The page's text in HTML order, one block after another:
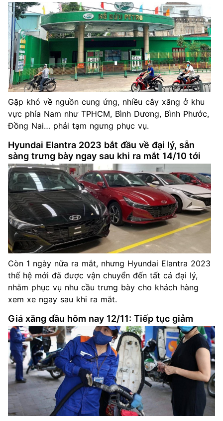
Gặp khó về nguồn cung ứng, nhiều cây xăng ở khu
vực phía Nam như TPHCM, Bình Dương, Bình Phước,
Đồng Nai… phải tạm ngưng phục vụ.
Hyundai Elantra 2023 bắt đầu về đại lý, sẵn
sàng trưng bày ngay sau khi ra mắt 14/10 tới
Còn 1 ngày nữa ra mắt, nhưng Hyundai Elantra 2023
thế hệ mới đã được vận chuyển đến tất cả đại lý,
nhằm phục vụ nhu cầu trưng bày cho khách hàng
xem xe ngay sau khi ra mắt.
Giá xăng dầu hôm nay 12/11: Tiếp tục giảm